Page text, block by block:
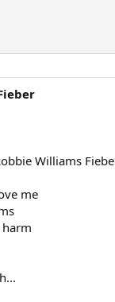
Williams
me
harm